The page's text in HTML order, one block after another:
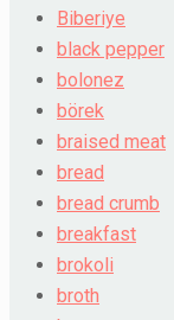
Biberiye
black pepper
bolonez
börek
braised meat
bread
bread crumb
breakfast
brokoli
broth